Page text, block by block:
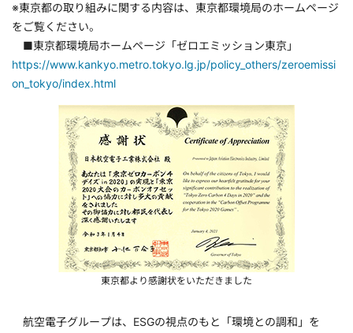
※東京都の取り組みに関する内容は、東京都環境局のホームページ
をご覧ください。
■東京都環境局ホームページ「ゼロエミッション東京」
https://www.kankyo.metro.tokyo.lg.jp/policy_others/zeroemissi
on_tokyo/index.html
東京都より感謝状をいただきました
航空電子グループは、ESGの視点のもと「環境との調和」を